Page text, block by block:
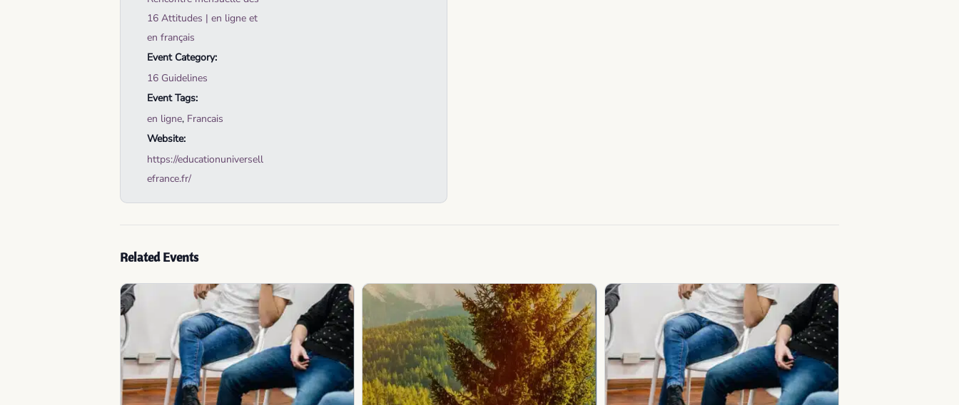
16 Attitudes | en ligne et
en français
Event Category:
16 Guidelines
Event Tags:
en ligne, Francais
Website:
https://educationuniversell
efrance.fr/
Related Events